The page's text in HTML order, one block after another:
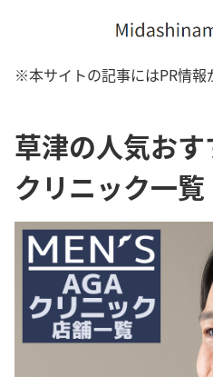
※本サイトの記事にはPR情報
草津の人気お
クリニック一覧